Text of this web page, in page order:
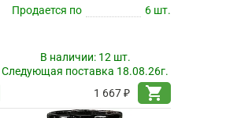
Продается по
6 шт.
В наличии: 12 шт.
Следующая поставка 18.08.26г.
1 667 ₽
shopping_cart